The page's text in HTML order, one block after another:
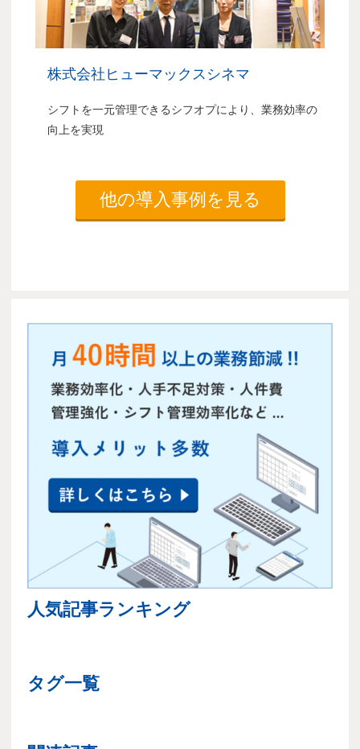
株式会社ヒューマックスシネマ
シフトを一元管理できるシフオプにより、業務効率の
向上を実現
他の導入事例を見る
人気記事ランキング
タグ一覧